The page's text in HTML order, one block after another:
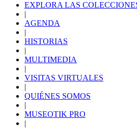
EXPLORA LAS
|
AGENDA
|
HISTORIAS
|
MULTIMEDIA
|
VISITAS VIRTUALES
|
QUIÉNES SOMOS
|
MUSEOTIK PRO
|